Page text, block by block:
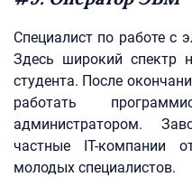
Специалист по работе с
Здесь широкий спектр
студента. После
работать
администратором.
частные IT-компании
молодых специалистов.